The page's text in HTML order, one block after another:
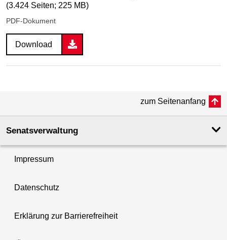
(3.424 Seiten; 225 MB)
PDF-Dokument
Download
zum Seitenanfang
Senatsverwaltung
Impressum
Datenschutz
Erklärung zur Barrierefreiheit